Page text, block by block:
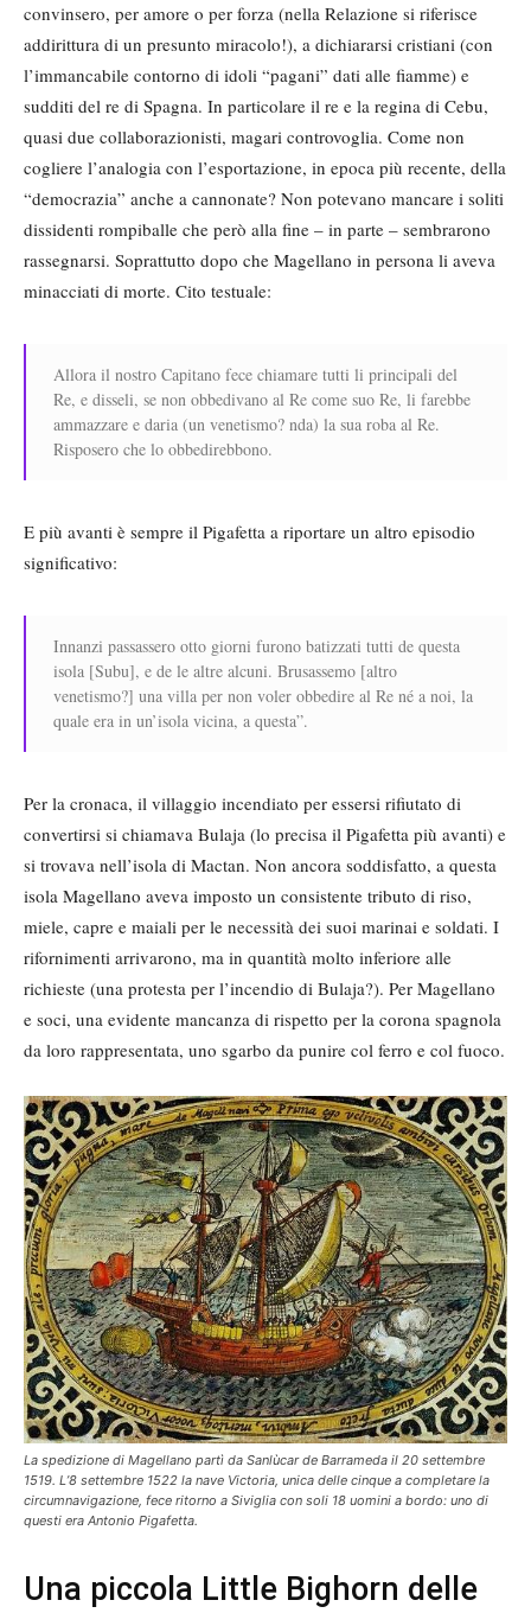
convinsero, per amore o per forza (nella Relazione si riferisce
addirittura di un presunto miracolo!), a dichiararsi cristiani (con
l’immancabile contorno di idoli “pagani” dati alle fiamme) e
sudditi del re di Spagna. In particolare il re e la regina di Cebu,
quasi due collaborazionisti, magari controvoglia. Come non
cogliere l’analogia con l’esportazione, in epoca più recente, della
“democrazia” anche a cannonate? Non potevano mancare i soliti
dissidenti rompiballe che però alla fine – in parte – sembrarono
rassegnarsi. Soprattutto dopo che Magellano in persona li aveva
minacciati di morte. Cito testuale:
Allora il nostro Capitano fece chiamare tutti li principali del
Re, e disseli, se non obbedivano al Re come suo Re, li farebbe
ammazzare e daria (un venetismo? nda) la sua roba al Re.
Risposero che lo obbedirebbono.
E più avanti è sempre il Pigafetta a riportare un altro episodio
significativo:
Innanzi passassero otto giorni furono batizzati tutti de questa
isola [Subu], e de le altre alcuni. Brusassemo [altro
venetismo?] una villa per non voler obbedire al Re né a noi, la
quale era in un’isola vicina, a questa”.
Per la cronaca, il villaggio incendiato per essersi rifiutato di
convertirsi si chiamava Bulaja (lo precisa il Pigafetta più avanti) e
si trovava nell’isola di Mactan. Non ancora soddisfatto, a questa
isola Magellano aveva imposto un consistente tributo di riso,
miele, capre e maiali per le necessità dei suoi marinai e soldati. I
rifornimenti arrivarono, ma in quantità molto inferiore alle
richieste (una protesta per l’incendio di Bulaja?). Per Magellano
e soci, una evidente mancanza di rispetto per la corona spagnola
da loro rappresentata, uno sgarbo da punire col ferro e col fuoco.
La spedizione di Magellano partì da Sanlùcar de Barrameda il 20 settembre
1519. L’8 settembre 1522 la nave Victoria , unica delle cinque a completare la
circumnavigazione, fece ritorno a Siviglia con soli 18 uomini a bordo: uno di
questi era Antonio Pigafetta.
Una piccola Little Bighorn delle